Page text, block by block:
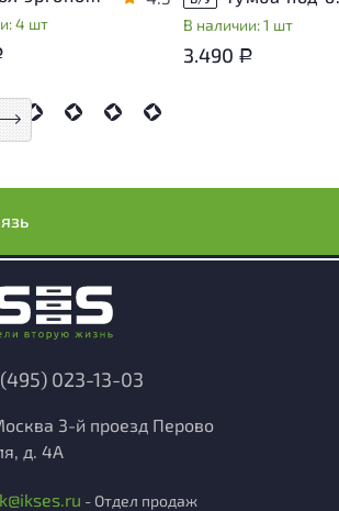
4 шт В наличии: 1 шт
3.490 Р
023-13-03
3-й проезд Перово
д. 4А
- Отдел продаж